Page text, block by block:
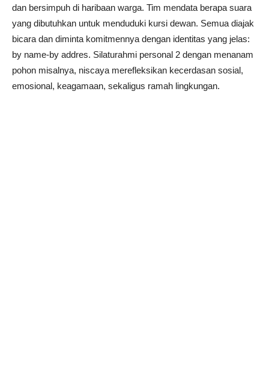
dan bersimpuh di haribaan warga. Tim mendata berapa suara
yang dibutuhkan untuk menduduki kursi dewan. Semua diajak
bicara dan diminta komitmennya dengan identitas yang jelas:
by name-by addres. Silaturahmi personal 2 dengan menanam
pohon misalnya, niscaya merefleksikan kecerdasan sosial,
emosional, keagamaan, sekaligus ramah lingkungan.